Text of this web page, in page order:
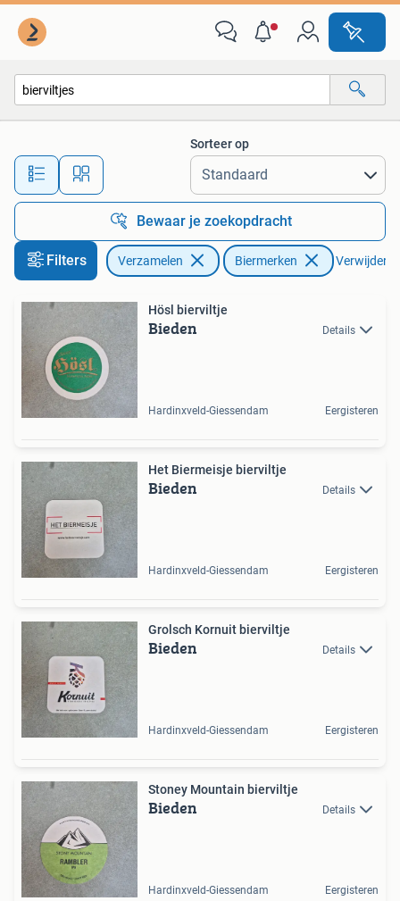
Alle afstanden…
Sorteer op
Bewaar je zoekopdracht
Filters Verzamelen Biermerken Verwijder
Hösl bierviltje
Bieden Details
Hardinxveld-Giessendam Eergisteren
Het Biermeisje bierviltje
Bieden Details
Hardinxveld-Giessendam Eergisteren
Grolsch Kornuit bierviltje
Bieden Details
Hardinxveld-Giessendam Eergisteren
Stoney Mountain bierviltje
Bieden Details
Hardinxveld-Giessendam Eergisteren